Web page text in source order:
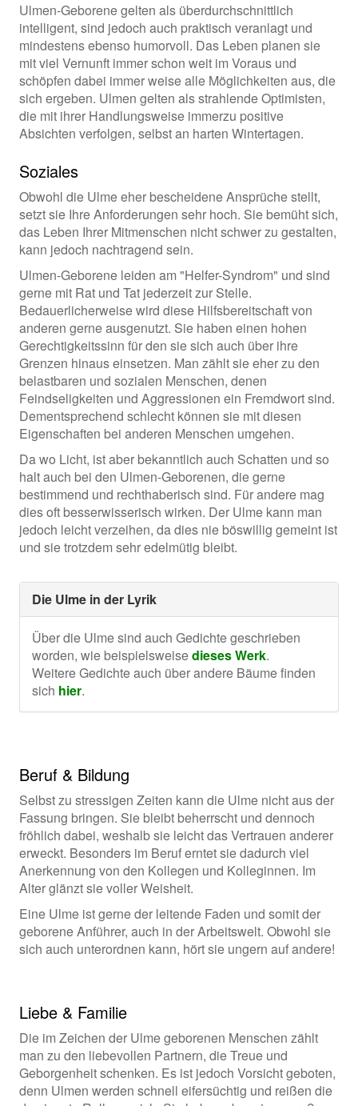
Ulmen-Geborene gelten als überdurchschnittlich
intelligent, sind jedoch auch praktisch veranlagt und
mindestens ebenso humorvoll. Das Leben planen sie
mit viel Vernunft immer schon weit im Voraus und
schöpfen dabei immer weise alle Möglichkeiten aus, die
sich ergeben. Ulmen gelten als strahlende Optimisten,
die mit ihrer Handlungsweise immerzu positive
Absichten verfolgen, selbst an harten Wintertagen.
Soziales
Obwohl die Ulme eher bescheidene Ansprüche stellt,
setzt sie Ihre Anforderungen sehr hoch. Sie bemüht sich,
das Leben Ihrer Mitmenschen nicht schwer zu gestalten,
kann jedoch nachtragend sein.
Ulmen-Geborene leiden am "Helfer-Syndrom" und sind
gerne mit Rat und Tat jederzeit zur Stelle.
Bedauerlicherweise wird diese Hilfsbereitschaft von
anderen gerne ausgenutzt. Sie haben einen hohen
Gerechtigkeitssinn für den sie sich auch über ihre
Grenzen hinaus einsetzen. Man zählt sie eher zu den
belastbaren und sozialen Menschen, denen
Feindseligkeiten und Aggressionen ein Fremdwort sind.
Dementsprechend schlecht können sie mit diesen
Eigenschaften bei anderen Menschen umgehen.
Da wo Licht, ist aber bekanntlich auch Schatten und so
halt auch bei den Ulmen-Geborenen, die gerne
bestimmend und rechthaberisch sind. Für andere mag
dies oft besserwisserisch wirken. Der Ulme kann man
jedoch leicht verzeihen, da dies nie böswillig gemeint ist
und sie trotzdem sehr edelmütig bleibt.
Die Ulme in der Lyrik
Über die Ulme sind auch Gedichte geschrieben
worden, wie beispielsweisedieses Werk.
Weitere Gedichte auch über andere Bäume finden
sich hier.
Beruf & Bildung
Selbst zu stressigen Zeiten kann die Ulme nicht aus der
Fassung bringen. Sie bleibt beherrscht und dennoch
fröhlich dabei, weshalb sie leicht das Vertrauen anderer
erweckt. Besonders im Beruf erntet sie dadurch viel
Anerkennung von den Kollegen und Kolleginnen. Im
Alter glänzt sie voller Weisheit.
Eine Ulme ist gerne der leitende Faden und somit der
geborene Anführer, auch in der Arbeitswelt. Obwohl sie
sich auch unterordnen kann, hört sie ungern auf andere!
Liebe & Familie
Die im Zeichen der Ulme geborenen Menschen zählt
man zu den liebevollen Partnern, die Treue und
Geborgenheit schenken. Es ist jedoch Vorsicht geboten,
denn Ulmen werden schnell eifersüchtig und reißen die